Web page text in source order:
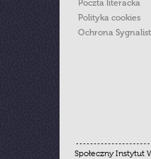
Poczta literacka
Polityka cookies
Ochrona
Społeczny Instytut